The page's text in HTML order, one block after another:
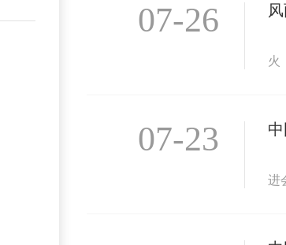
07-26
火
07-23
进